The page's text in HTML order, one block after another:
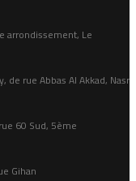
arrondissement, Le
de rue Abbas Al Akkad, Nasr
60 Sud, 5ème
Gihan